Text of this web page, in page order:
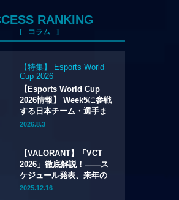
RANKING
コラム
【特集】 Esports World
Cup 2026
【Esports World Cup
2026情報】 Week5に参戦
する日本チーム・選手ま
とめ
2026.8.3
【VALORANT】「VCT
2026」徹底解説！——ス
ケジュール発表、来年の
最高峰リーグ全貌が明ら
2025.12.16